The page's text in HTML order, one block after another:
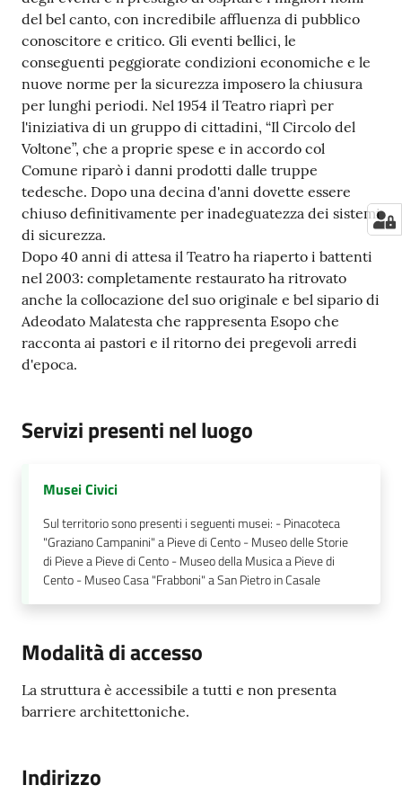
del bel canto, con incredibile affluenza di pubblico
conoscitore e critico. Gli eventi bellici, le
conseguenti peggiorate condizioni economiche e le
nuove norme per la sicurezza imposero la chiusura
per lunghi periodi. Nel 1954 il Teatro riaprì per
l'iniziativa di un gruppo di cittadini, “Il Circolo del
Voltone”, che a proprie spese e in accordo col
Comune riparò i danni prodotti dalle truppe
tedesche. Dopo una decina d'anni dovette essere
chiuso definitivamente per inadeguatezza dei sistemi
di sicurezza.
Dopo 40 anni di attesa il Teatro ha riaperto i battenti
nel 2003: completamente restaurato ha ritrovato
anche la collocazione del suo originale e bel sipario di
Adeodato Malatesta che rappresenta Esopo che
racconta ai pastori e il ritorno dei pregevoli arredi
d'epoca.
Servizi presenti nel luogo
Musei Civici
Sul territorio sono presenti i seguenti musei: - Pinacoteca
"Graziano Campanini" a Pieve di Cento - Museo delle Storie
di Pieve a Pieve di Cento - Museo della Musica a Pieve di
Cento - Museo Casa "Frabboni" a San Pietro in Casale
Modalità di accesso
La struttura è accessibile a tutti e non presenta
barriere architettoniche.
Indirizzo